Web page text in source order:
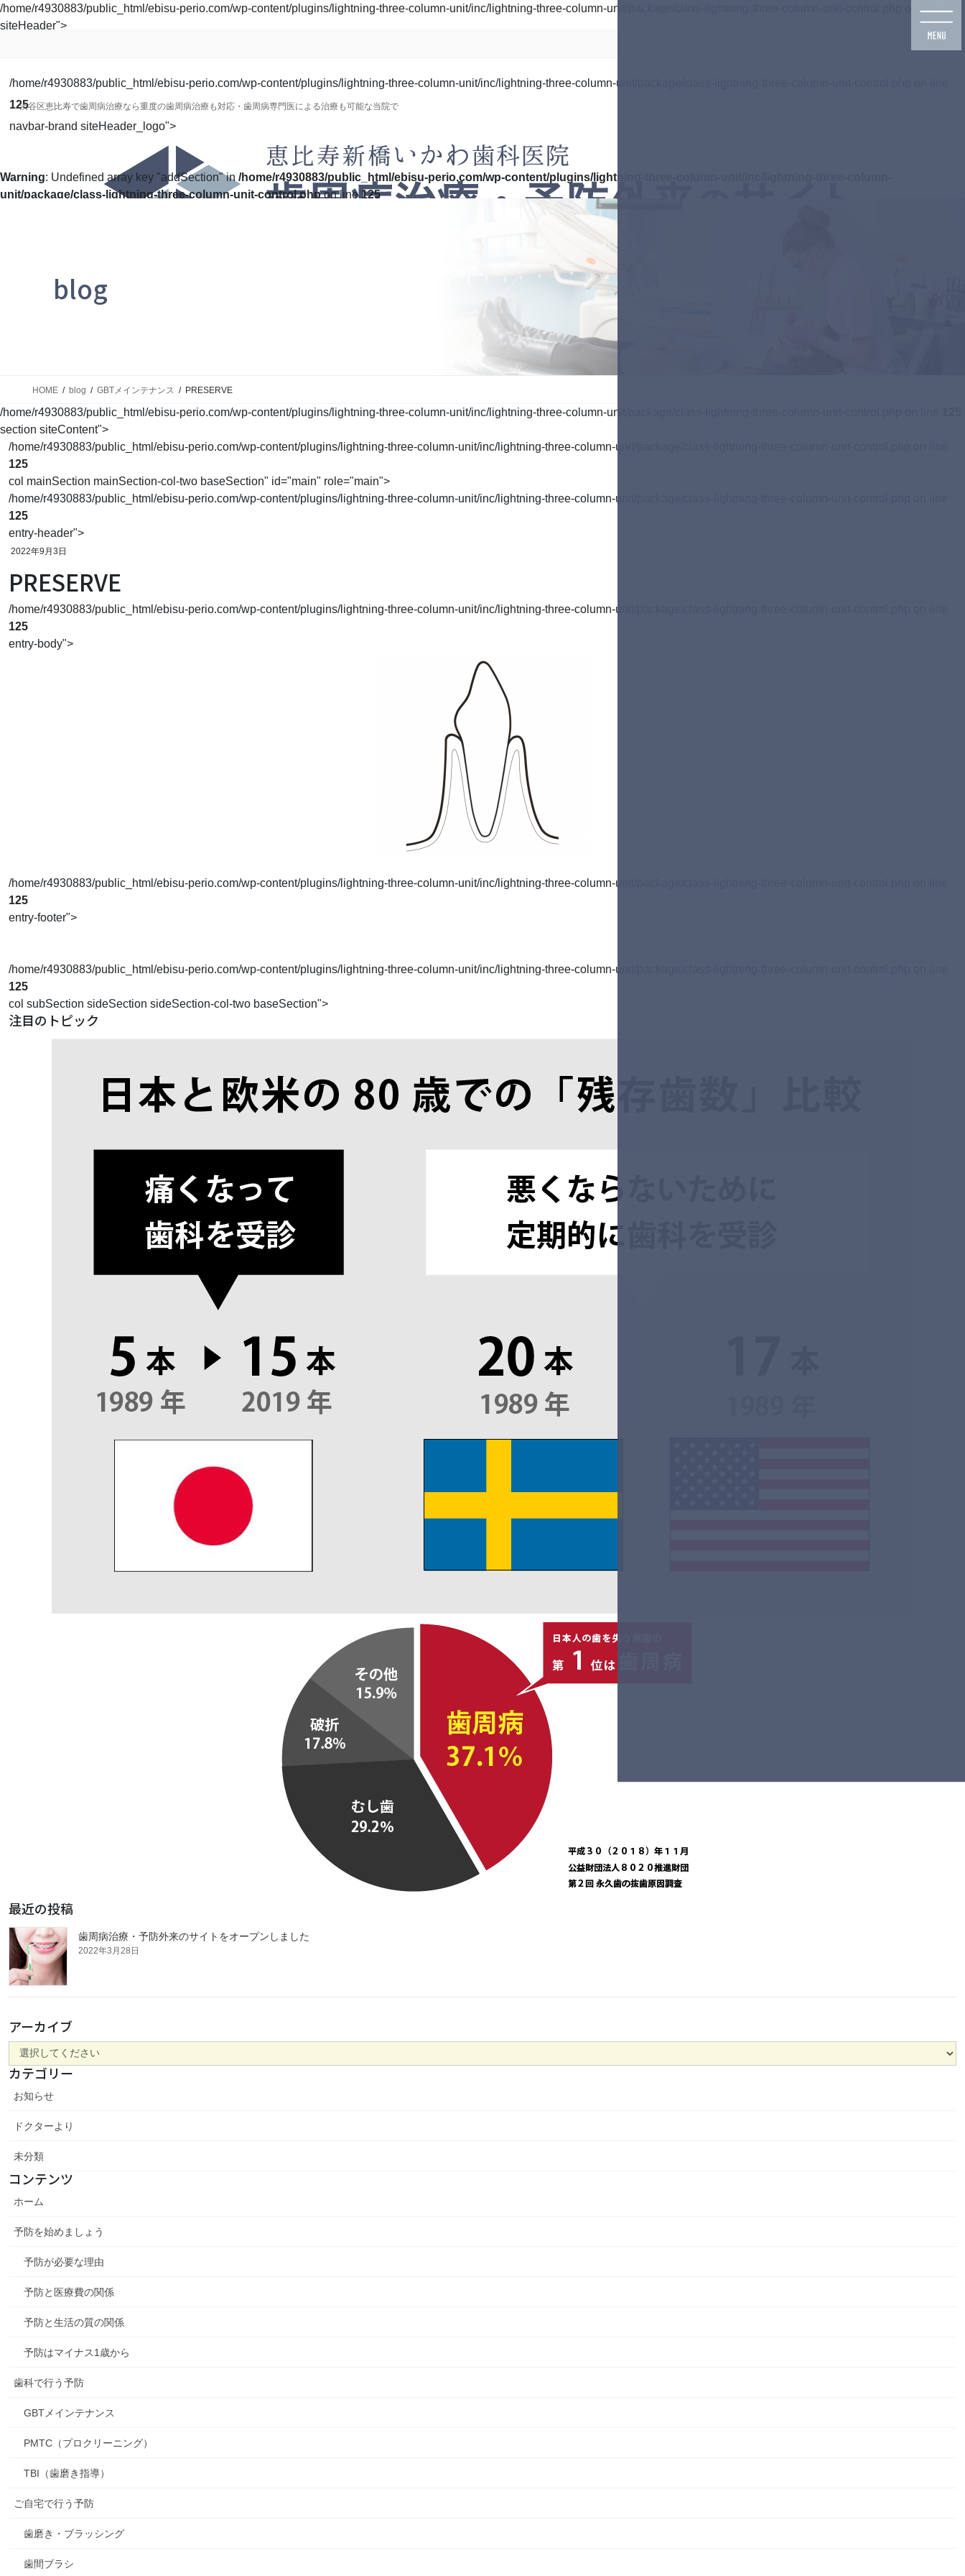
コ
ン
移
動
ナ
ビ
ン
に
/home/r4930883/public_html/ebisu-perio.com/wp-content/plugins/lightning-three-column-unit/inc/lightning-three-column-unit/package/class-lightning-three-column-unit-control.php on line125
siteHeader">
渋谷区恵比寿で歯周病治療なら重度の歯周病治療も対応・歯周病専門医による治療も可能な当院で
/home/r4930883/public_html/ebisu-perio.com/wp-content/plugins/lightning-three-column-unit/inc/lightning-three-column-unit/package/class-lightning-three-column-unit-control.php on line
125
navbar-brand siteHeader_logo">
Warning: Undefined array key "addSection" in /home/r4930883/public_html/ebisu-perio.com/wp-content/plugins/lightning-three-column-unit/inc/lightning-three-column-
unit/package/class-lightning-three-column-unit-control.phpon line 125
ご自宅で行う予防 歯周病のお話
blog
HOME blog GBTメインテナンス PRESERVE
/home/r4930883/public_html/ebisu-perio.com/wp-content/plugins/lightning-three-column-unit/inc/lightning-three-column-unit/package/class-lightning-three-column-unit-control.php on line
section siteContent">
/home/r4930883/public_html/ebisu-perio.com/wp-content/plugins/lightning-three-column-unit/inc/lightning-three-column-unit/package/class-lightning-three-column-unit-control.php on line
125
col mainSection mainSection-col-two baseSection" id="main" role="main">
/home/r4930883/public_html/ebisu-perio.com/wp-content/plugins/lightning-three-column-unit/inc/lightning-three-column-unit/package/class-lightning-three-column-unit-control.php on line
125
entry-header">
2022年9月3日
PRESERVE
/home/r4930883/public_html/ebisu-perio.com/wp-content/plugins/lightning-three-column-unit/inc/lightning-three-column-unit/package/class-lightning-three-column-unit-control.php on line
125
entry-body">
/home/r4930883/public_html/ebisu-perio.com/wp-content/plugins/lightning-three-column-unit/inc/lightning-three-column-unit/package/class-lightning-three-column-unit-control.php on line
125
entry-footer">
/home/r4930883/public_html/ebisu-perio.com/wp-content/plugins/lightning-three-column-unit/inc/lightning-three-column-unit/package/class-lightning-three-column-unit-control.php on line
125
col subSection sideSection sideSection-col-two baseSection">
注目のトピック
最近の投稿
歯周病治療・予防外来のサイトをオープンしました
2022年3月28日
アーカイブ
カテゴリー
お知らせ
ドクターより
未分類
コンテンツ
ホーム
予防を始めましょう
予防が必要な理由
予防と医療費の関係
予防と生活の質の関係
予防はマイナス1歳から
歯科で行う予防
GBTメインテナンス
PMTC（プロクリーニング）
TBI（歯磨き指導）
ご自宅で行う予防
歯磨き・ブラッシング
歯間ブラシ